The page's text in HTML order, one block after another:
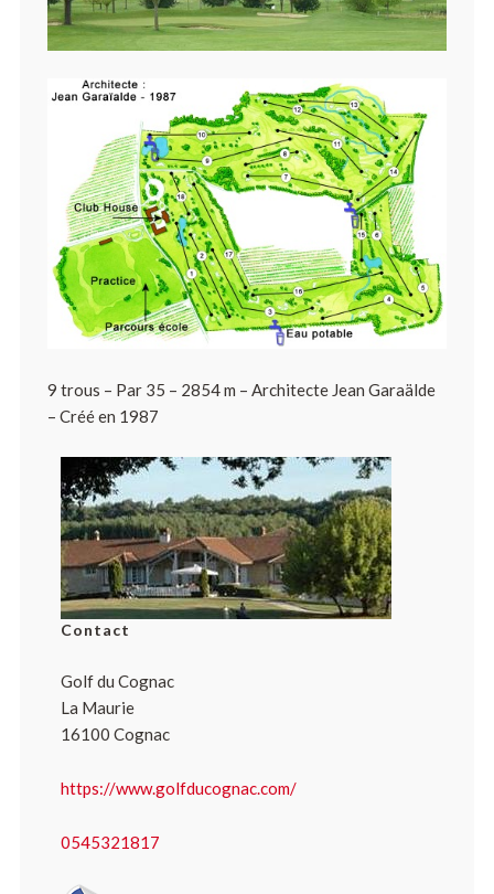
9 trous – Par 35 – 2854 m – Architecte Jean Garaälde
– Créé en 1987
Contact
Golf du Cognac
La Maurie
16100 Cognac
https://www.golfducognac.com/
0545321817